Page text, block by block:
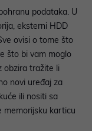
podataka. U
eksterni HDD
ovisi o tome što
što bi vam moglo
obzira tražite li
novi uređaj za
ili nositi sa
memorijsku karticu